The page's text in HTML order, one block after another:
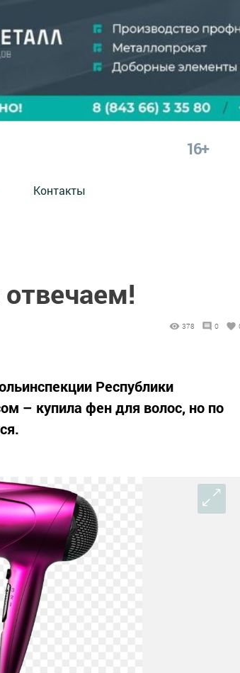
16+
Контакты
378 0
Республики
– купила фен для волос, но по